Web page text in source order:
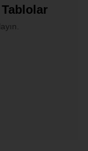
Tablolar